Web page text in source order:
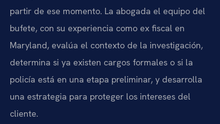
partir de ese momento. La abogada el equipo del
bufete, con su experiencia como ex fiscal en
Maryland, evalúa el contexto de la investigación,
determina si ya existen cargos formales o si la
policía está en una etapa preliminar, y desarrolla
una estrategia para proteger los intereses del
cliente.